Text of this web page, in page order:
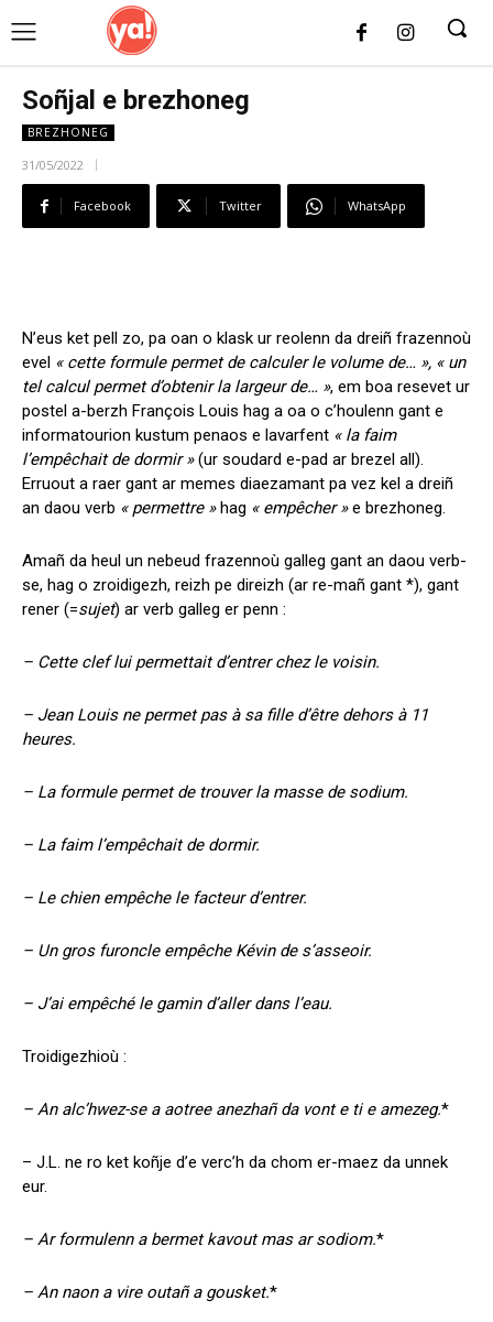
Soñjal e brezhoneg
BREZHONEG
31/05/2022
Facebook Twitter WhatsApp
N’eus ket pell zo, pa oan o klask ur reolenn da dreiñ frazennoù
evel « cette formule permet de calculer le volume de… », « un
tel calcul permet d’obtenir la largeur de… », em boa resevet ur
postel a-berzh François Louis hag a oa o c’houlenn gant e
informatourion kustum penaos e lavarfent « la faim
l’empêchait de dormir »(ur soudard e-pad ar brezel all).
Erruout a raer gant ar memes diaezamant pa vez kel a dreiñ
an daou verb « permettre »hag « empêcher »e brezhoneg.
Amañ da heul un nebeud frazennoù galleg gant an daou verb-
se, hag o zroidigezh, reizh pe direizh (ar re-mañ gant *), gant
rener (=sujet) ar verb galleg er penn :
– Cette clef lui permettait d’entrer chez le voisin.
– Jean Louis ne permet pas à sa fille d’être dehors à 11
heures.
– La formule permet de trouver la masse de sodium.
– La faim l’empêchait de dormir.
– Le chien empêche le facteur d’entrer.
– Un gros furoncle empêche Kévin de s’asseoir.
– J’ai empêché le gamin d’aller dans l’eau.
Troidigezhioù :
– An alc’hwez-se a aotree anezhañ da vont e ti e amezeg.*
– J.L. ne ro ket koñje d’e verc’h da chom er-maez da unnek
eur.
– Ar formulenn a bermet kavout mas ar sodiom.*
– An naon a vire outañ a gousket.*